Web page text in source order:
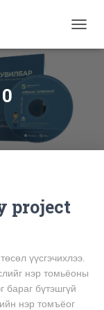
project
үүсгэчихлээ.
нэр томьёоны
бараг бүтэшгүй
нэр томъёог